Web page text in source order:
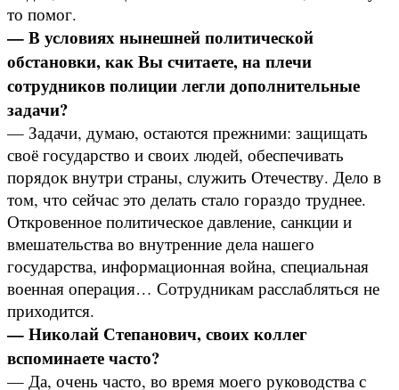
то помог.
— В условиях нынешней политической
обстановки, как Вы считаете, на плечи
сотрудников полиции легли дополнительные
задачи?
— Задачи, думаю, остаются прежними: защищать
своё государство и своих людей, обеспечивать
порядок внутри страны, служить Отечеству. Дело в
том, что сейчас это делать стало гораздо труднее.
Откровенное политическое давление, санкции и
вмешательства во внутренние дела нашего
государства, информационная война, специальная
военная операция… Сотрудникам расслабляться не
приходится.
— Николай Степанович, своих коллег
вспоминаете часто?
— Да, очень часто, во время моего руководства с